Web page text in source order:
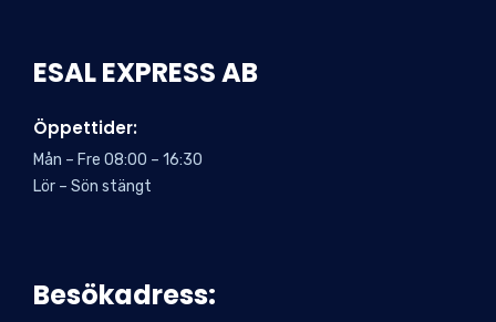
ESAL EXPRESS AB
Öppettider:
Mån – Fre 08:00 – 16:30
Lör – Sön stängt
Besökadress: